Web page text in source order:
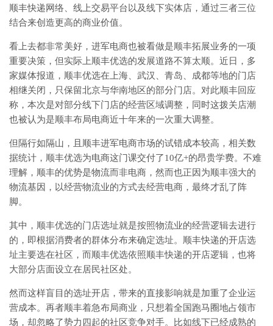
顺丰快递网络、线上交易平台以及线下实体店，通过三者三位
结合来创造更高的商业价值。
看上去都非常美好，进军电商也被看做是顺丰拓展业务的一项
重要决策，但实际上顺丰优选的发展道路不算太顺。近日，多
家媒体报道，顺丰优选在上海、武汉、青岛、成都等地的门店
相继关闭，只保留北京与华南地区的部分门店。对此顺丰回应
称，本次是对部分线下门店的经营区域调整，同时这拨关店潮
也被认为是顺丰布局电商近十年来的一次重大调整。
但隔行如隔山，且顺丰进军电商市场的试错成本较高，相关数
据统计，顺丰优选为电商这门课交付了10亿+的昂贵学费。不难
理解，顺丰的优势是物流而非电商，然而也正因为顺丰强大的
物流基因，以经营物流业的方式去经营电商，最终才乱了阵
脚。
其中，顺丰优选的门店选址就是按照物流业的经营逻辑去进行
的，即根据消费者的群体分布来确定选址。顺丰快递的开店选
址主要选在社区，而顺丰优选依照顺丰快递的开店逻辑，也将
大部分店面设立在居民社区处。
然而这样盲目的选址开店，带来的直接影响就是加重了企业运
营成本。再者顺丰着急布局商业，只想着全国跑马圈地占领市
场，却忽略了势力四起的社区竞争对手。比如线下已经成熟的